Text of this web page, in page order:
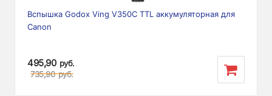
Вспышка Godox Ving V350C TTL аккумуляторная для
Canon
495,90 руб.
735,90 руб.